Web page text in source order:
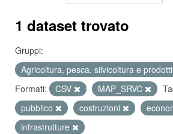
1 dataset trovato
Gruppi:
Agricoltura, pesca, silvicoltura e
Formati:
CSV MAP_SRVC
pubblico
costruzioni
infrastrutture